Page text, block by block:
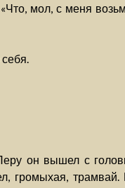
мол, с меня
он вышел с
громыхая,